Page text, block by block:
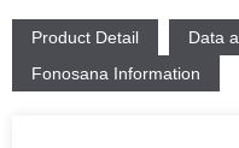
Product Detail
Data
Fonosana Information